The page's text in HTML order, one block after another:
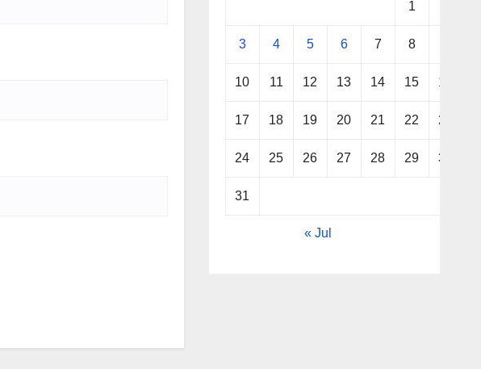
1
3 4 5 6 7 8
10 11 12 13 14 15 16
17 18 19 20 21 22 23
24 25 26 27 28 29 30
31
« Jul